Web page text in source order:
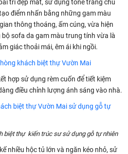
trí đẹp mắt, sử dụng tone trắng chủ
điểm nhấn bằng những gam màu
thông thoáng, ấm cúng, vừa hiện
sofa da gam màu trung tính vừa là
giác thoải mái, êm ái khi ngồi.
hợp sử dụng rèm cuốn để tiết kiệm
điều chỉnh lượng ánh sáng vào nhà.
biệt thự kiến trúc sư sử dụng gỗ tự nhiên
nhiều hộc tủ lớn và ngăn kéo nhỏ, sử